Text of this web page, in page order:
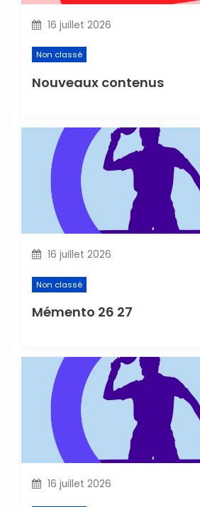
l
a
l
e
16 juillet 2026
Non classé
Nouveaux contenus
16 juillet 2026
Non classé
Mémento 26 27
16 juillet 2026